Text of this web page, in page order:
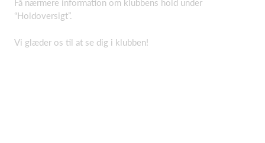
Få nærmere information om klubbens hold under
“Holdoversigt”.
Vi glæder os til at se dig i klubben!